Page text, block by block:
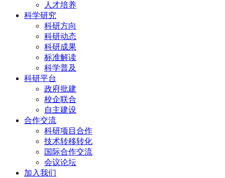
人才培养
科学研究
科研方向
科研动态
科研成果
标准解读
科学普及
科研平台
政府批建
校企联合
自主建设
合作交流
科研项目合作
技术转移转化
国际合作交流
会议论坛
加入我们